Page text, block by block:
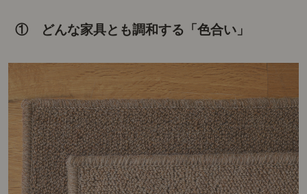
① どんな家具とも調和する「色合い」